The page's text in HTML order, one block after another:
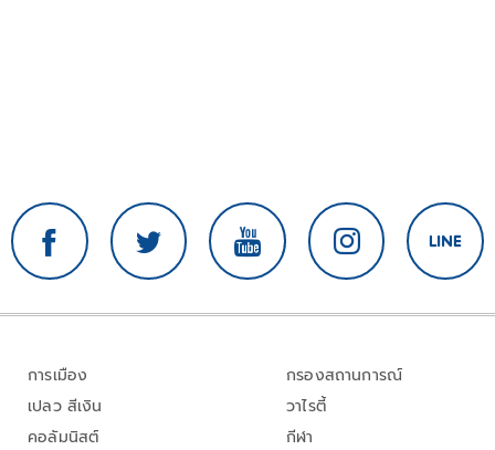
การเมือง
เปลว สีเงิน
คอลัมนิสต์
กรองสถานการณ์
วาไรตี้
กีฬา